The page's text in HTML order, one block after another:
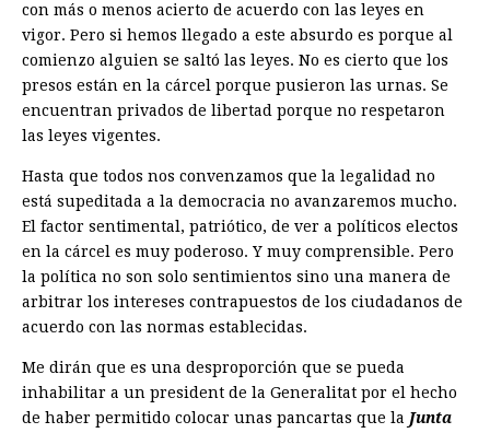
con más o menos acierto de acuerdo con las leyes en
vigor. Pero si hemos llegado a este absurdo es porque al
comienzo alguien se saltó las leyes. No es cierto que los
presos están en la cárcel porque pusieron las urnas. Se
encuentran privados de libertad porque no respetaron
las leyes vigentes.
Hasta que todos nos convenzamos que la legalidad no
está supeditada a la democracia no avanzaremos mucho.
El factor sentimental, patriótico, de ver a políticos electos
en la cárcel es muy poderoso. Y muy comprensible. Pero
la política no son solo sentimientos sino una manera de
arbitrar los intereses contrapuestos de los ciudadanos de
acuerdo con las normas establecidas.
Me dirán que es una desproporción que se pueda
inhabilitar a un president de la Generalitat por el hecho
de haber permitido colocar unas pancartas que la Junta